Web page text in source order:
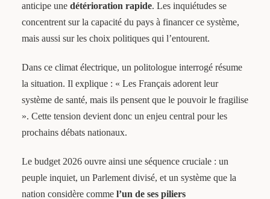
anticipe une détérioration rapide. Les inquiétudes se
concentrent sur la capacité du pays à financer ce système,
mais aussi sur les choix politiques qui l’entourent.
Dans ce climat électrique, un politologue interrogé résume
la situation. Il explique : « Les Français adorent leur
système de santé, mais ils pensent que le pouvoir le fragilise
». Cette tension devient donc un enjeu central pour les
prochains débats nationaux.
Le budget 2026 ouvre ainsi une séquence cruciale : un
peuple inquiet, un Parlement divisé, et un système que la
nation considère comme l’un de ses piliers